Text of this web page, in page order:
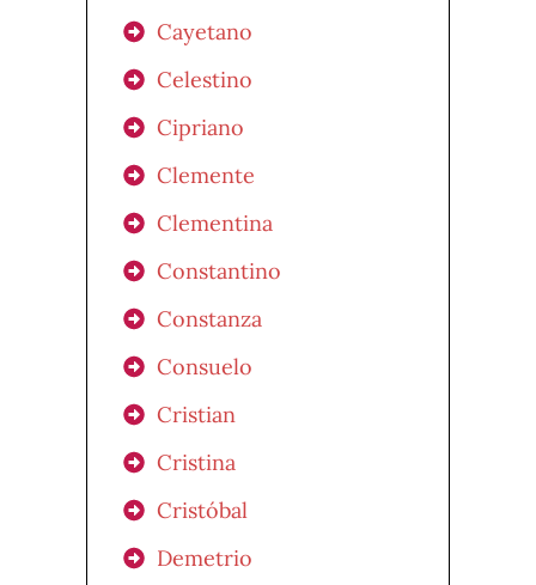
Cayetano
Celestino
Cipriano
Clemente
Clementina
Constantino
Constanza
Consuelo
Cristian
Cristina
Cristóbal
Demetrio